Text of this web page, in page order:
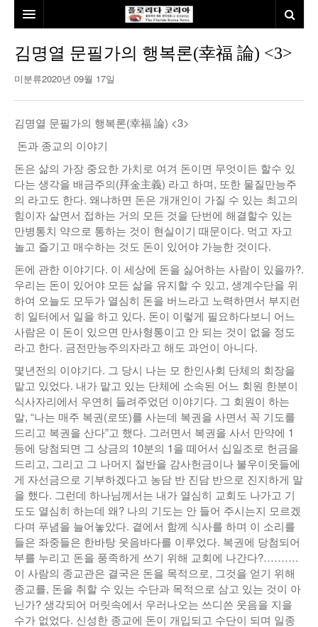
뉴스
동포
칼럼
김명열칼럼
이명덕칼럼
김선옥칼럼
김원동칼럼
본보특집
100인선/독자광장
100인선
독자광장
여행
인근여행지
놀이공원
낚시/비치
인터뷰/탐방
김명열 문필가의 행복론(幸福 論) <3>
미분류2020년 09월 17일
김명열 문필가의 행복론(幸福 論) <3>
돈과 종교의 이야기
돈은 삶의 가장 중요한 가치로 여겨 돈이면 무엇이든 할수 있
다는 생각을 배금주의(拜金主義) 라고 하며, 또한 물질만능주
의 라고도 한다. 왜냐하면 돈은 개개인이 가질 수 있는 최고의
힘이자 살면서 접하는 거의 모든 것을 단번에 해결할수 있는
만병통치 약으로 통하는 것이 현실이기 때문이다. 먹고 자고
놀고 즐기고 매수하는 것도 돈이 있어야 가능한 것이다.
돈에 관한 이야기다. 이 세상에 돈을 싫어하는 사람이 있을까?.
우리는 돈이 있어야 모든 삶을 유지할 수 있고, 생계수단을 위
하여 오늘도 모두가 열심히 돈을 버느라고 노력하면서 부지런
히 일터에서 일을 하고 있다. 돈이 이렇게 필요하다보니 어느
사람은 이 돈이 있으면 만사형통이고 안 되는 것이 없을 정도
라고 한다. 금전만능주의자라고 해도 과언이 아니다.
몇년전의 이야기다. 그 당시 나는 모 한인사회 단체의 회장을
맡고 있었다. 내가 맡고 있는 단체에 소속된 어느 회원 한분이
식사자리에서 우연히 들려주었던 이야기다. 그 회원이 하는
말, “나는 매주 복권(로또)를 사는데 복권을 사면서 꼭 기도를
드리고 복권을 산다”고 했다. 그러면서 복권을 사서 만약에 1
등에 당첨되면 그 상금의 10분의 1을 떼어서 십일조로 헌금을
드리고, 그리고 그 나머지 절반을 감사헌금이나 불우이웃들에
게 자선금으로 기부하겠다고 농담 반 진담 반으로 진지하게 말
을 했다. 그런데 하나님께서는 내가 열심히 교회도 나가고 기
도도 열심히 하는데 왜? 나의 기도는 안 들어 주시는지 모르겠
다며 푸념을 늘어놓았다. 곁에서 함께 식사를 하며 이 소리를
들은 좌중들은 한바탕 웃음바다를 이루었다. 복권에 당첨되어
부를 누리고 돈을 풍족하게 쓰기 위해 교회에 나간다?……….
이 사람의 종교관은 결국은 돈을 목적으로, 그것을 얻기 위해
종교를, 돈을 취할 수 있는 수단과 목적으로 삼고 있는 것이 아
닌가? 생각되어 머릿속에서 우러나오는 쓰디쓴 웃음을 지을
수가 없었다. 신성한 종교에 돈이 개입되고 수단이 되며 일종